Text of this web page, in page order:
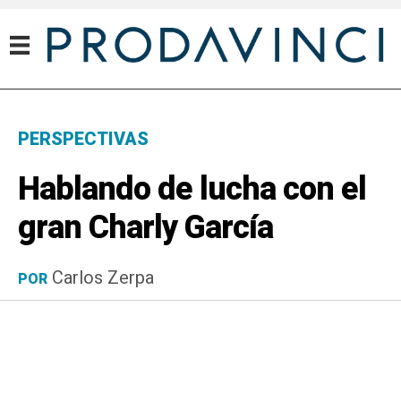
PERSPECTIVAS
Hablando de lucha con el
gran Charly García
POR Carlos Zerpa